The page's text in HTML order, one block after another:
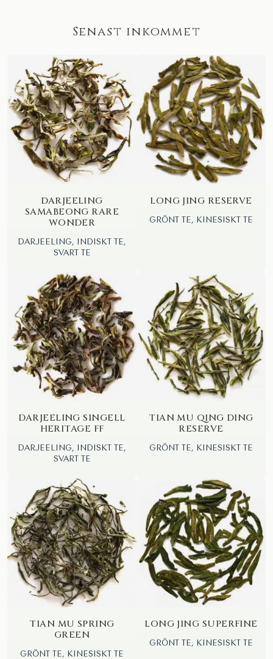
Senast inkommet
DARJEELING
SAMABEONG RARE
WONDER
DARJEELING, INDISKT TE,
SVART TE
LONG JING RESERVE
GRÖNT TE, KINESISKT TE
DARJEELING SINGELL
HERITAGE FF
DARJEELING, INDISKT TE,
SVART TE
TIAN MU QING DING
RESERVE
GRÖNT TE, KINESISKT TE
TIAN MU SPRING
GREEN
GRÖNT TE, KINESISKT TE
LONG JING SUPERFINE
GRÖNT TE, KINESISKT TE